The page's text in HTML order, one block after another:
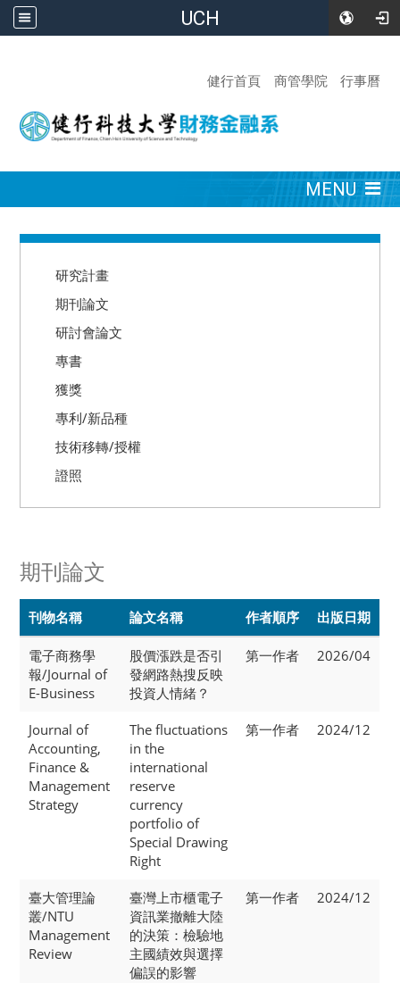
UCH
健行首頁
商管學院 行事曆
MENU
研究計畫
期刊論文
研討會論文
專書
獲獎
專利/新品種
技術移轉/授權
證照
期刊論文
刊物名稱 論文名稱 作者順序 出版日期
電子商務學
報/Journal of
E-Business
股價漲跌是否引
發網路熱搜反映
投資人情緒？
第一作者 2026/04
Journal of
Accounting,
Finance &
Management
Strategy
The fluctuations
in the
international
reserve
currency
portfolio of
Special Drawing
Right
第一作者 2024/12
臺大管理論
叢/NTU
Management
Review
臺灣上市櫃電子
資訊業撤離大陸
的決策：檢驗地
主國績效與選擇
偏誤的影響
第一作者 2024/12